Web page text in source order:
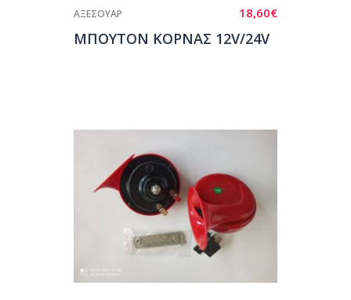
18,60€
ΑΞΕΣΟΥΑΡ
ΜΠΟΥΤΟΝ ΚΟΡΝΑΣ 12V/24V